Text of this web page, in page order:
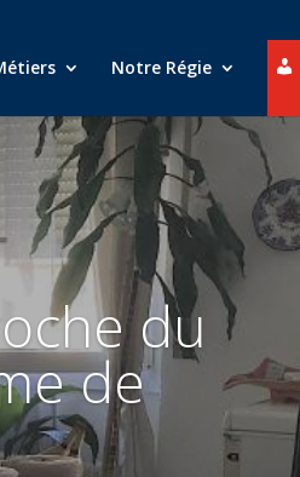
Notre Régie
du
de